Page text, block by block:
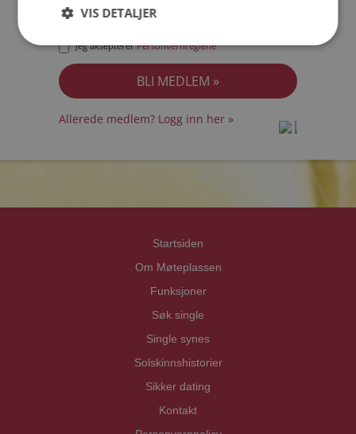
Jeg akseptererPersonvernreglene
Allerede medlem? Logg inn her »
Startsiden
Om Møteplassen
Funksjoner
Søk single
Single synes
Solskinnshistorier
Sikker dating
Kontakt
VIS DETALJER